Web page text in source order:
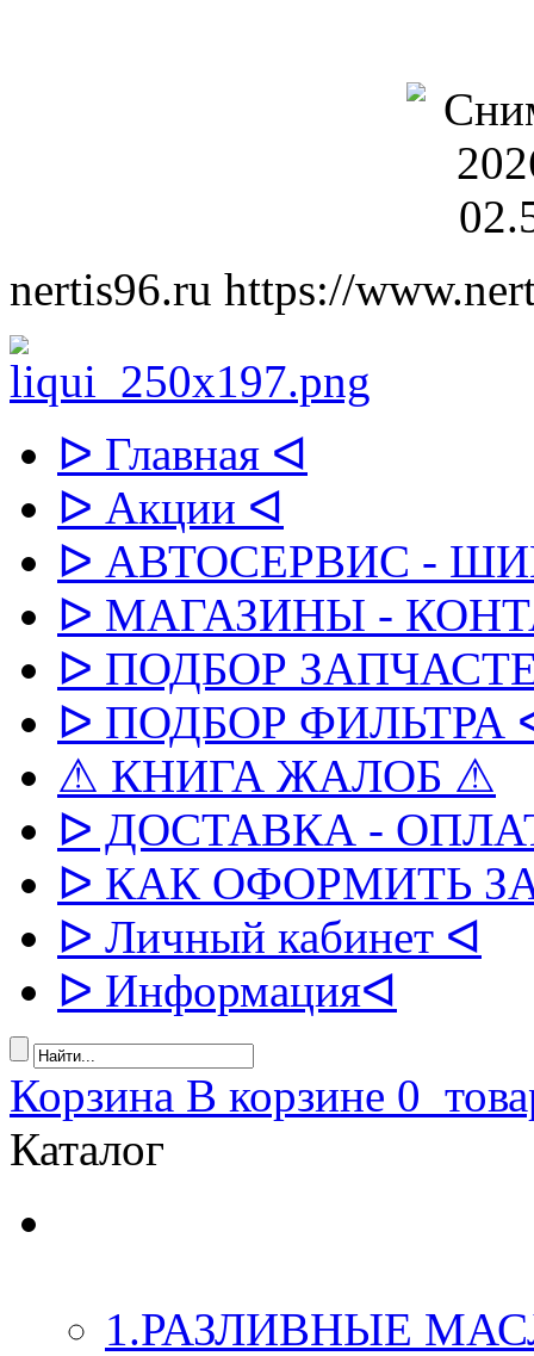
nertis96.ru https://
ᐅ Главная ᐊ
ᐅ Акции ᐊ
ᐅ АВТОСЕРВИС -
ᐅ МАГАЗИНЫ -
ᐅ ПОДБОР
ᐅ ПОДБОР ФИЛЬТРА
⚠ КНИГА ЖАЛОБ ⚠
ᐅ ДОСТАВКА -
ᐅ КАК ОФОРМИТЬ
ᐅ Личный кабинет ᐊ
ᐅ Информацияᐊ
Корзина В корзине 0
Каталог
1.РАЗЛИВНЫЕ